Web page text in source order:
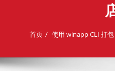
首页 使用 winapp CLI 打